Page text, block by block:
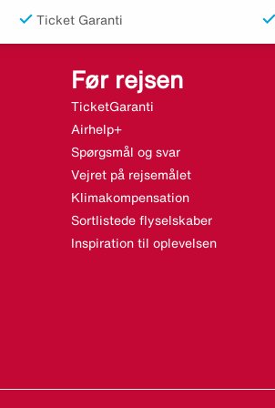
Ticket Garanti
Før rejsen
TicketGaranti
Airhelp+
Spørgsmål og svar
Vejret på rejsemålet
Klimakompensation
Sortlistede flyselskaber
Inspiration til oplevelsen